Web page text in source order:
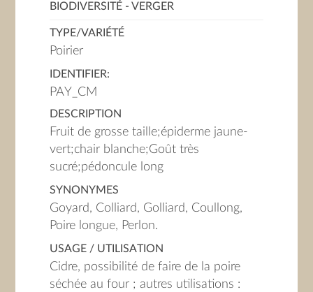
BIODIVERSITÉ - VERGER
TYPE/VARIÉTÉ
Poirier
IDENTIFIER:
PAY_CM
DESCRIPTION
Fruit de grosse taille;épiderme jaune-
vert;chair blanche;Goût très
sucré;pédoncule long
SYNONYMES
Goyard, Colliard, Golliard, Coullong,
Poire longue, Perlon.
USAGE / UTILISATION
Cidre, possibilité de faire de la poire
séchée au four ; autres utilisations :